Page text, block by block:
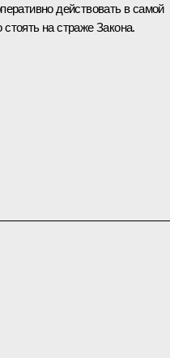
действовать в самой
на страже Закона.